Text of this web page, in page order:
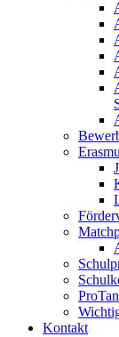
Kontakt